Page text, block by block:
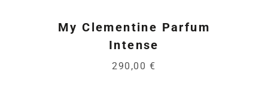
My Clementine Parfum
Intense
290,00 €